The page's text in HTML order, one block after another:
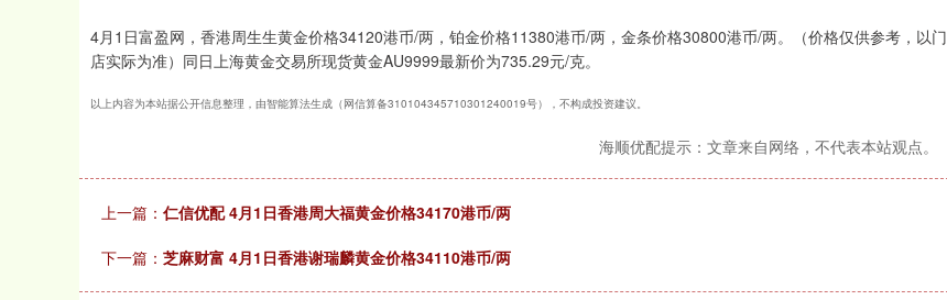
4月1日富盈网，香港周生生黄金价格34120港币/两，铂金价格11380港币/两，金条价格30800港币/两。（价格仅供参考，以门
店实际为准）同日上海黄金交易所现货黄金AU9999最新价为735.29元/克。
以上内容为本站据公开信息整理，由智能算法生成（网信算备310104345710301240019号），不构成投资建议。
海顺优配提示：文章来自网络，不代表本站观点。
上一篇： 仁信优配 4月1日香港周大福黄金价格34170港币/两
下一篇： 芝麻财富 4月1日香港谢瑞麟黄金价格34110港币/两